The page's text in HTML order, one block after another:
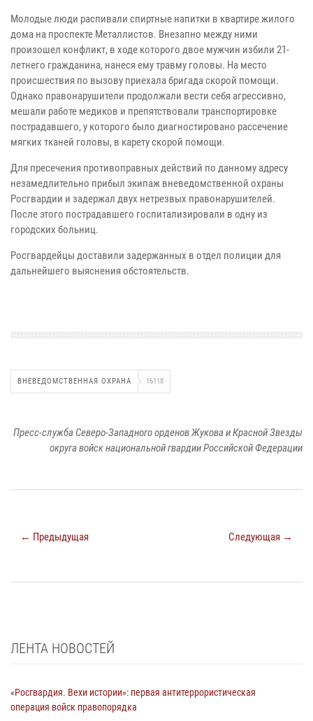
Молодые люди распивали спиртные напитки в квартире жилого
дома на проспекте Металлистов. Внезапно между ними
произошел конфликт, в ходе которого двое мужчин избили 21-
летнего гражданина, нанеся ему травму головы. На место
происшествия по вызову приехала бригада скорой помощи.
Однако правонарушители продолжали вести себя агрессивно,
мешали работе медиков и препятствовали транспортировке
пострадавшего, у которого было диагностировано рассечение
мягких тканей головы, в карету скорой помощи.
Для пресечения противоправных действий по данному адресу
незамедлительно прибыл экипаж вневедомственной охраны
Росгвардии и задержал двух нетрезвых правонарушителей.
После этого пострадавшего госпитализировали в одну из
городских больниц.
Росгвардейцы доставили задержанных в отдел полиции для
дальнейшего выяснения обстоятельств.
ВНЕВЕДОМСТВЕННАЯ ОХРАНА 16118
Пресс-служба Северо-Западного орденов Жукова и Красной Звезды
округа войск национальной гвардии Российской Федерации
← Предыдущая Следующая →
ЛЕНТА НОВОСТЕЙ
«Росгвардия. Вехи истории»: первая антитеррористическая
операция войск правопорядка